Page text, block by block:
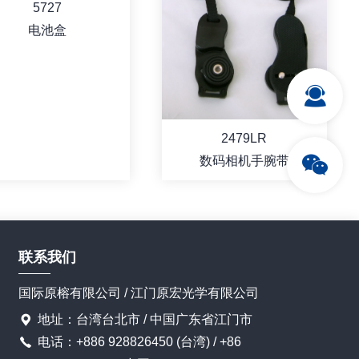
详情
5727
电池盒
详情
2479LR
数码相机手腕带
联系我们
国际原榕有限公司 / 江门原宏光学有限公司
地址：台湾台北市 / 中国广东省江门市
电话：+886 928826450 (台湾) / +86